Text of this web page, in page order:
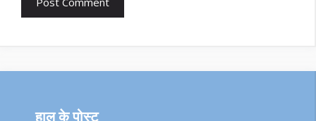
हाल के पोस्ट